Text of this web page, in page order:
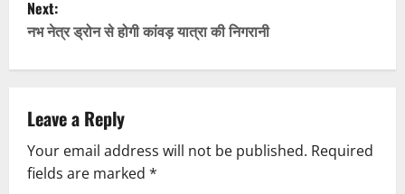
s
a
v
Next:
नभ नेत्र ड्रोन से होगी कांवड़ यात्रा की निगरानी
Leave a Reply
Your email address will not be published. Required
fields are marked *